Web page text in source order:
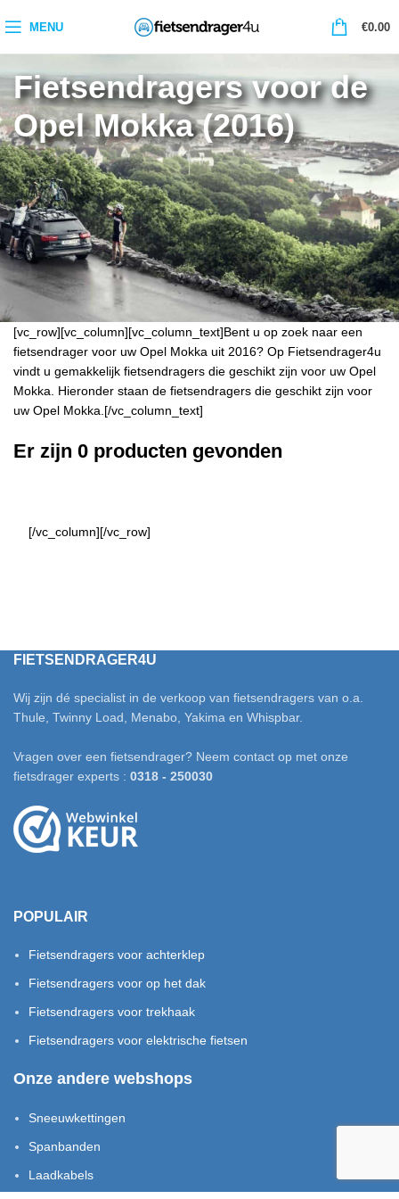
MENU
0
€0.00
Fietsendragers voor de
Opel Mokka (2016)
[vc_row][vc_column][vc_column_text]Bent u op zoek naar een
fietsendrager voor uw Opel Mokka uit 2016? Op Fietsendrager4u
vindt u gemakkelijk fietsendragers die geschikt zijn voor uw Opel
Mokka. Hieronder staan de fietsendragers die geschikt zijn voor
uw Opel Mokka.[/vc_column_text]
Er zijn 0 producten gevonden
[/vc_column][/vc_row]
FIETSENDRAGER4U
Wij zijn dé specialist in de verkoop van fietsendragers van o.a.
Thule, Twinny Load, Menabo, Yakima en Whispbar.
Vragen over een fietsendrager? Neem contact op met onze
fietsdrager experts : 0318 - 250030
POPULAIR
Fietsendragers voor achterklep
Fietsendragers voor op het dak
Fietsendragers voor trekhaak
Fietsendragers voor elektrische fietsen
Onze andere webshops
Sneeuwkettingen
Spanbanden
Laadkabels